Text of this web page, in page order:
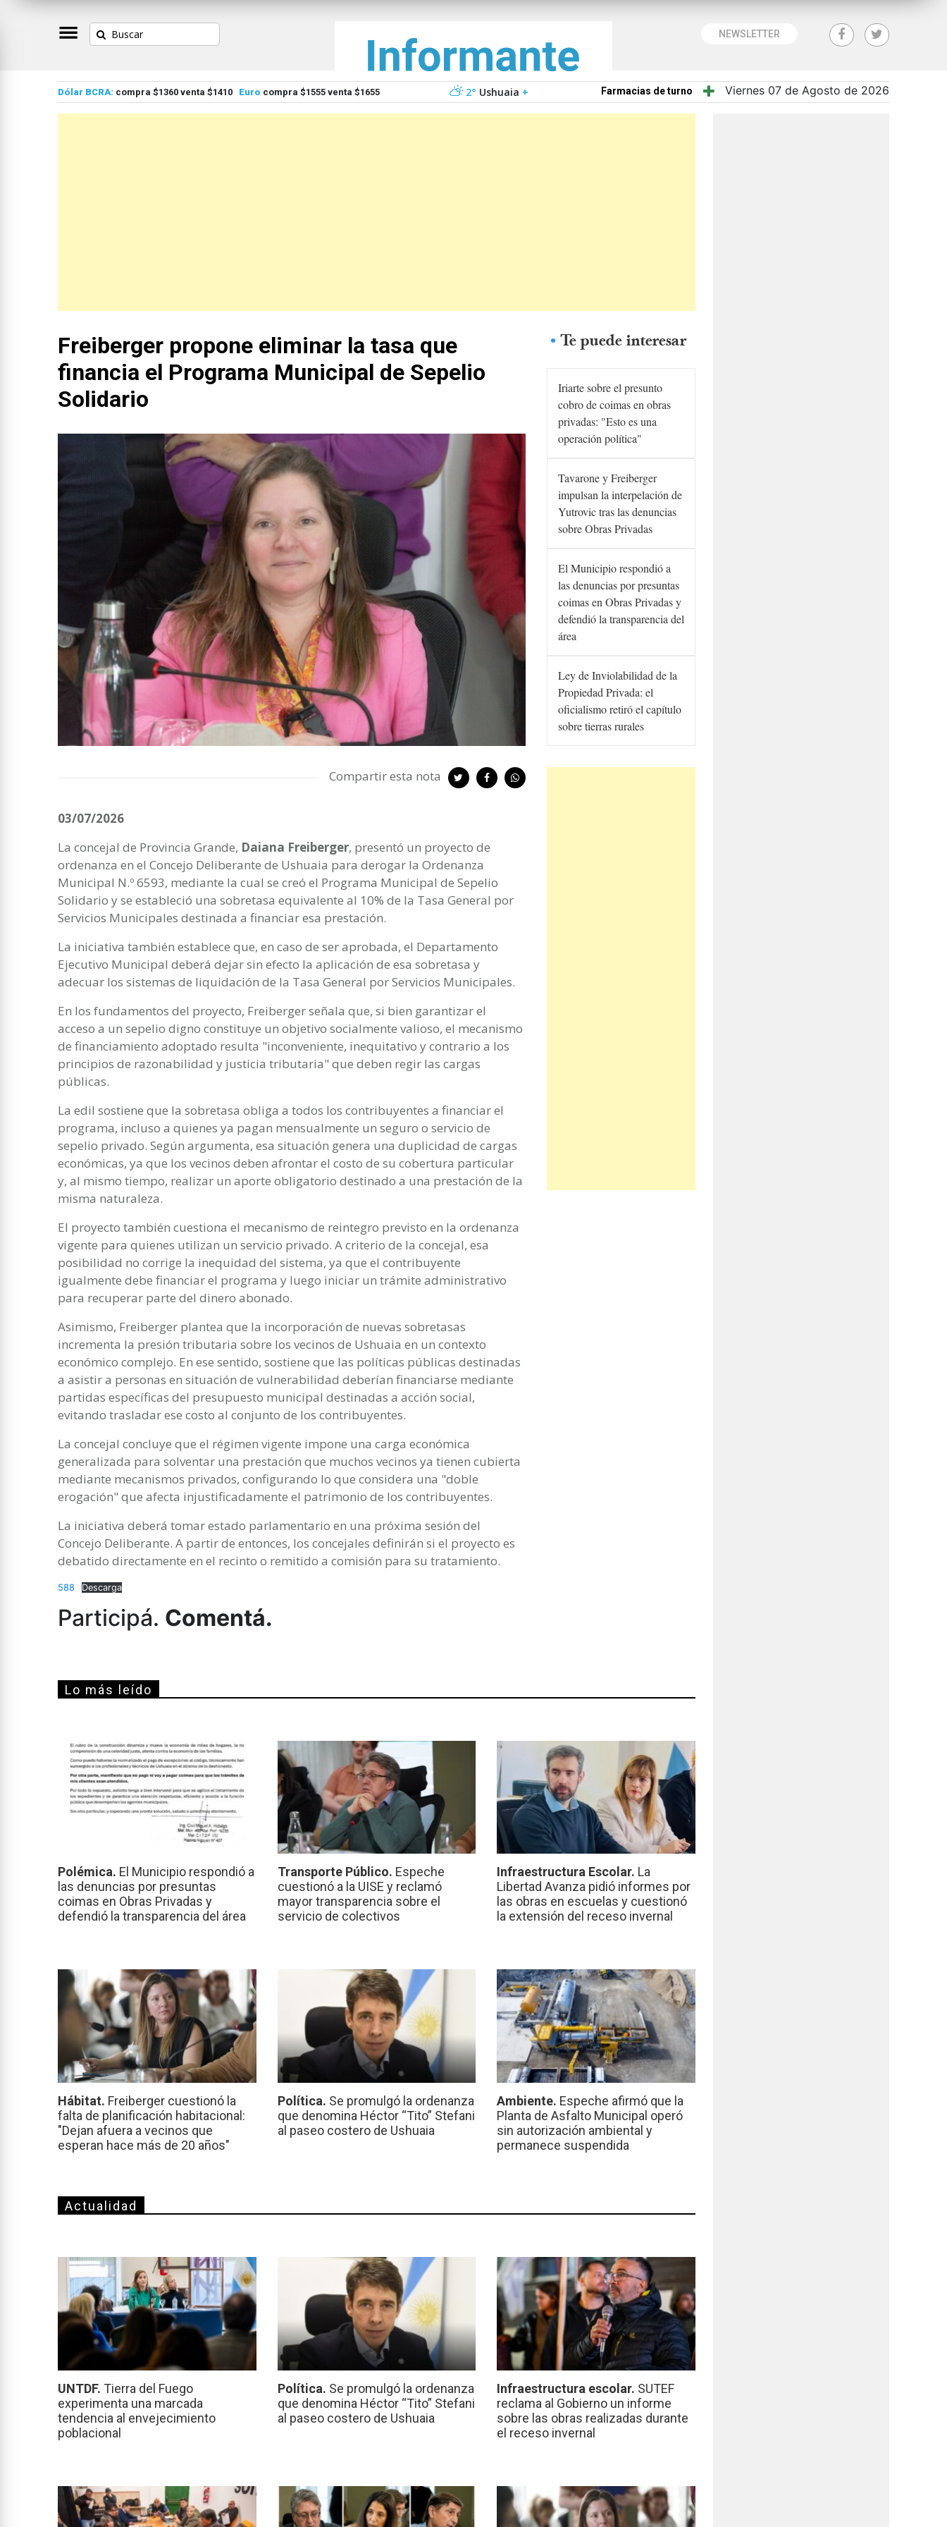
NEWSLETTER
Dólar BCRA: compra $1360 venta $1410 Euro compra $1555 venta $1655 2° Ushuaia + Farmacias de turno Viernes 07 de Agosto de 2026
Freiberger propone eliminar la tasa que
financia el Programa Municipal de Sepelio
Solidario
Compartir esta nota
03/07/2026
La concejal de Provincia Grande, Daiana Freiberger, presentó un proyecto de
ordenanza en el Concejo Deliberante de Ushuaia para derogar la Ordenanza
Municipal N.º 6593, mediante la cual se creó el Programa Municipal de Sepelio
Solidario y se estableció una sobretasa equivalente al 10% de la Tasa General por
Servicios Municipales destinada a financiar esa prestación.
La iniciativa también establece que, en caso de ser aprobada, el Departamento
Ejecutivo Municipal deberá dejar sin efecto la aplicación de esa sobretasa y
adecuar los sistemas de liquidación de la Tasa General por Servicios Municipales.
En los fundamentos del proyecto, Freiberger señala que, si bien garantizar el
acceso a un sepelio digno constituye un objetivo socialmente valioso, el mecanismo
de financiamiento adoptado resulta "inconveniente, inequitativo y contrario a los
principios de razonabilidad y justicia tributaria" que deben regir las cargas
públicas.
La edil sostiene que la sobretasa obliga a todos los contribuyentes a financiar el
programa, incluso a quienes ya pagan mensualmente un seguro o servicio de
sepelio privado. Según argumenta, esa situación genera una duplicidad de cargas
económicas, ya que los vecinos deben afrontar el costo de su cobertura particular
y, al mismo tiempo, realizar un aporte obligatorio destinado a una prestación de la
misma naturaleza.
El proyecto también cuestiona el mecanismo de reintegro previsto en la ordenanza
vigente para quienes utilizan un servicio privado. A criterio de la concejal, esa
posibilidad no corrige la inequidad del sistema, ya que el contribuyente
igualmente debe financiar el programa y luego iniciar un trámite administrativo
para recuperar parte del dinero abonado.
Asimismo, Freiberger plantea que la incorporación de nuevas sobretasas
incrementa la presión tributaria sobre los vecinos de Ushuaia en un contexto
económico complejo. En ese sentido, sostiene que las políticas públicas destinadas
a asistir a personas en situación de vulnerabilidad deberían financiarse mediante
partidas específicas del presupuesto municipal destinadas a acción social,
evitando trasladar ese costo al conjunto de los contribuyentes.
La concejal concluye que el régimen vigente impone una carga económica
generalizada para solventar una prestación que muchos vecinos ya tienen cubierta
mediante mecanismos privados, configurando lo que considera una "doble
erogación" que afecta injustificadamente el patrimonio de los contribuyentes.
La iniciativa deberá tomar estado parlamentario en una próxima sesión del
Concejo Deliberante. A partir de entonces, los concejales definirán si el proyecto es
debatido directamente en el recinto o remitido a comisión para su tratamiento.
588 Descarga
Te puede interesar
Iriarte sobre el presunto
cobro de coimas en obras
privadas: "Esto es una
operación política"
Tavarone y Freiberger
impulsan la interpelación de
Yutrovic tras las denuncias
sobre Obras Privadas
El Municipio respondió a
las denuncias por presuntas
coimas en Obras Privadas y
defendió la transparencia del
área
Ley de Inviolabilidad de la
Propiedad Privada: el
oficialismo retiró el capítulo
sobre tierras rurales
Participá. Comentá.
Lo más leído
Polémica. El Municipio respondió a
las denuncias por presuntas
coimas en Obras Privadas y
defendió la transparencia del área
Transporte Público. Espeche
cuestionó a la UISE y reclamó
mayor transparencia sobre el
servicio de colectivos
Infraestructura Escolar. La
Libertad Avanza pidió informes por
las obras en escuelas y cuestionó
la extensión del receso invernal
Hábitat. Freiberger cuestionó la
falta de planificación habitacional:
"Dejan afuera a vecinos que
esperan hace más de 20 años"
Política. Se promulgó la ordenanza
que denomina Héctor “Tito” Stefani
al paseo costero de Ushuaia
Ambiente. Espeche afirmó que la
Planta de Asfalto Municipal operó
sin autorización ambiental y
permanece suspendida
Actualidad
UNTDF. Tierra del Fuego
experimenta una marcada
tendencia al envejecimiento
poblacional
Política. Se promulgó la ordenanza
que denomina Héctor “Tito” Stefani
al paseo costero de Ushuaia
Infraestructura escolar. SUTEF
reclama al Gobierno un informe
sobre las obras realizadas durante
el receso invernal